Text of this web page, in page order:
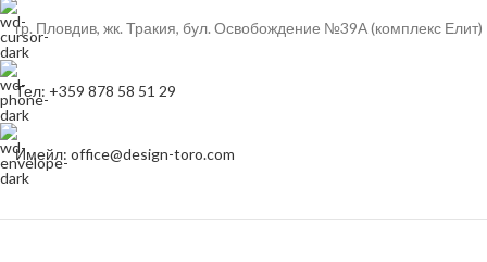
гр. Пловдив, жк. Тракия, бул. Освобождение №39А (комплекс Елит)
Тел: +359 878 58 51 29
Имейл: office@design-toro.com